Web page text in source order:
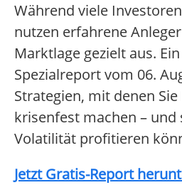
Während viele
nutzen erfahrene
Marktlage gezielt aus.
Spezialreport vom 06.
Strategien, mit denen
krisenfest machen – und
Volatilität profitieren
Jetzt Gratis-Report